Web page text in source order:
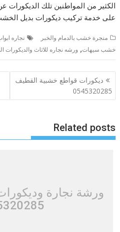
الكثير من المواطنين تلك الديكورات
على خدمة تركيب ديكورات بديل
منجرة خشب بالدمام والخبر نجاره
خشب سيهات, ورشه نجاره للاثاث والديكورات
تصفّح
المقالات
ديكورات قواطع خشبية القطيف
0545320285
Related posts
ورشة نجارة